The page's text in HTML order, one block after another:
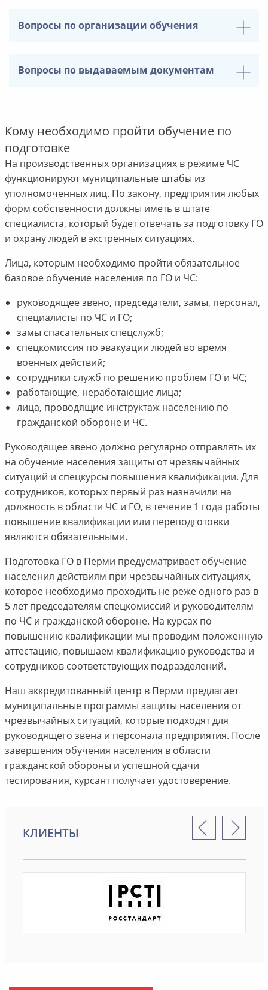
Вопросы по организации обучения
Вопросы по выдаваемым документам
Кому необходимо пройти обучение по
подготовке
На производственных организациях в режиме ЧС
функционируют муниципальные штабы из
уполномоченных лиц. По закону, предприятия любых
форм собственности должны иметь в штате
специалиста, который будет отвечать за подготовку ГО
и охрану людей в экстренных ситуациях.
Лица, которым необходимо пройти обязательное
базовое обучение населения по ГO и ЧС:
руководящее звено, председатели, замы, персонал,
специалисты по ЧС и ГО;
замы спасательных спецслужб;
спецкомиссия по эвакуации людей во время
военных действий;
сотрудники служб по решению проблем ГО и ЧС;
работающие, неработающие лица;
лица, проводящие инструктаж населению по
гражданской обороне и ЧС.
Руководящее звено должно регулярно отправлять их
на обучение населения защиты от чрезвычайных
ситуаций и спецкурсы повышения квалификации. Для
сотрудников, которых первый раз назначили на
должность в области ЧС и ГО, в течение 1 года работы
повышение квалификации или переподготовки
являются обязательными.
Подготовка ГО в Перми предусматривает обучение
населения действиям при чрезвычайных ситуациях,
которое необходимо проходить не реже одного раз в
5 лет председателям спецкомиссий и руководителям
по ЧС и гражданской обороне. На курсах по
повышению квалификации мы проводим положенную
аттестацию, повышаем квалификацию руководства и
сотрудников соответствующих подразделений.
Наш аккредитованный центр в Перми предлагает
муниципальные программы защиты населения от
чрезвычайных ситуаций, которые подходят для
руководящего звена и персонала предприятия. После
завершения обучения населения в области
гражданской обороны и успешной сдачи
тестирования, курсант получает удостоверение.
КЛИЕНТЫ